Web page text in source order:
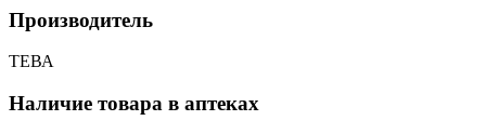
Производитель
ТЕВА
Наличие товара в аптеках